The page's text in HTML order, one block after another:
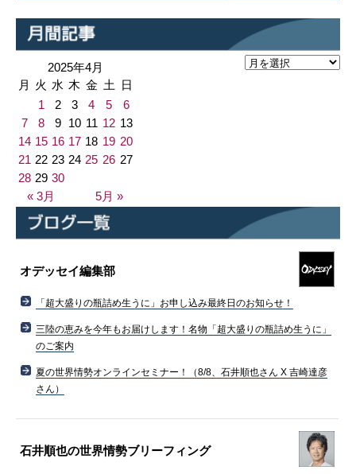
2025年4月
月 火 水 木 金 土 日
« 3月 5月 »
1 2 3 4 5
6
7
8 9 10 11 12 13
14 15 16 17 18 19 20
21 22 23 24 25 26 27
28 29 30
オデッセイ編集部
「超大盛りの瓶詰め生うに」お申し込み最終日のお知らせ！
三陸の恵みを今年もお届けします！名物「超大盛りの瓶詰め生うに」
のご案内
夏の世界情勢オンラインセミナー！（8/8、石井順也さん X 吉崎達彦
さん）
石井順也の世界情勢ブリーフィング